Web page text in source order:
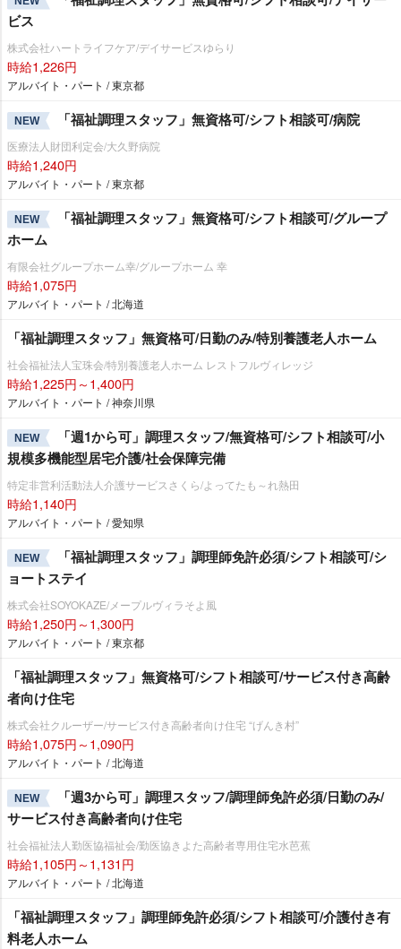
ビス
株式会社ハートライフケア/デイサービスゆらり
時給1,226円
アルバイト・パート / 東京都
NEW 「福祉調理スタッフ」無資格可/シフト相談可/病院
医療法人財団利定会/大久野病院
時給1,240円
アルバイト・パート / 東京都
NEW
「福祉調理スタッフ」無資格可/シフト相談可/グループ
ホーム
有限会社グループホーム幸/グループホーム 幸
時給1,075円
アルバイト・パート / 北海道
「福祉調理スタッフ」無資格可/日勤のみ/特別養護老人ホーム
社会福祉法人宝珠会/特別養護老人ホーム レストフルヴィレッジ
時給1,225円～1,400円
アルバイト・パート / 神奈川県
NEW
「週1から可」調理スタッフ/無資格可/シフト相談可/小
規模多機能型居宅介護/社会保障完備
特定非営利活動法人介護サービスさくら/よってたも～れ熱田
時給1,140円
アルバイト・パート / 愛知県
NEW
「福祉調理スタッフ」調理師免許必須/シフト相談可/シ
ョートステイ
株式会社SOYOKAZE/メープルヴィラそよ風
時給1,250円～1,300円
アルバイト・パート / 東京都
「福祉調理スタッフ」無資格可/シフト相談可/サービス付き高齢
者向け住宅
株式会社クルーザー/サービス付き高齢者向け住宅 “げんき村”
時給1,075円～1,090円
アルバイト・パート / 北海道
NEW
「週3から可」調理スタッフ/調理師免許必須/日勤のみ/
サービス付き高齢者向け住宅
社会福祉法人勤医協福祉会/勤医協きよた高齢者専用住宅水芭蕉
時給1,105円～1,131円
アルバイト・パート / 北海道
「福祉調理スタッフ」調理師免許必須/シフト相談可/介護付き有
料老人ホーム